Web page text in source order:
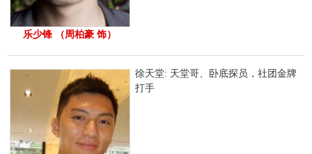
乐少锋 （周柏豪 饰）
徐天堂: 天堂哥、卧底探员，社团金牌
打手